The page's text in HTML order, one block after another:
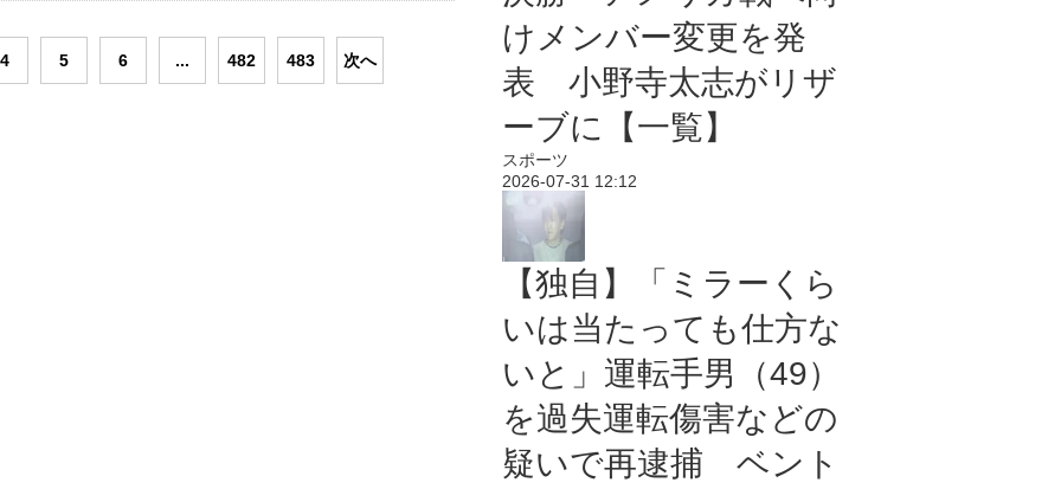
4 5 6 ... 482 483 次へ
けメンバー変更を発
表 小野寺太志がリザ
ーブに【一覧】
スポーツ
2026-07-31 12:12
【独自】「ミラーくら
いは当たっても仕方な
いと」運転手男（49）
を過失運転傷害などの
疑いで再逮捕 ベント